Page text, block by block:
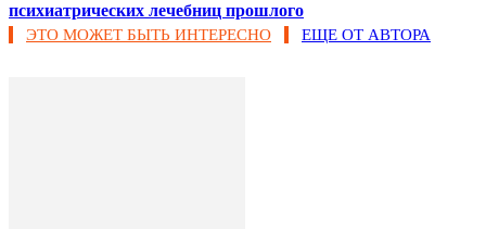
психиатрических лечебниц прошлого
ЭТО МОЖЕТ БЫТЬ ИНТЕРЕСНО ЕЩЕ ОТ АВТОРА